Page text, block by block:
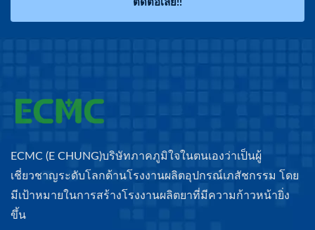
ติดต่อเลย!!
ECMC (E CHUNG)บริษัทภาคภูมิใจในตนเองว่าเป็นผู้
เชี่ยวชาญระดับโลกด้านโรงงานผลิตอุปกรณ์เภสัชกรรม โดย
มีเป้าหมายในการสร้างโรงงานผลิตยาที่มีความก้าวหน้ายิ่ง
ขึ้น